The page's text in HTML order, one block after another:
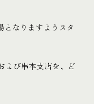
なりますようスタ
よび串本支店を、ど